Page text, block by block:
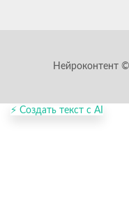
Нейроконтент
⚡ Создать текст с AI